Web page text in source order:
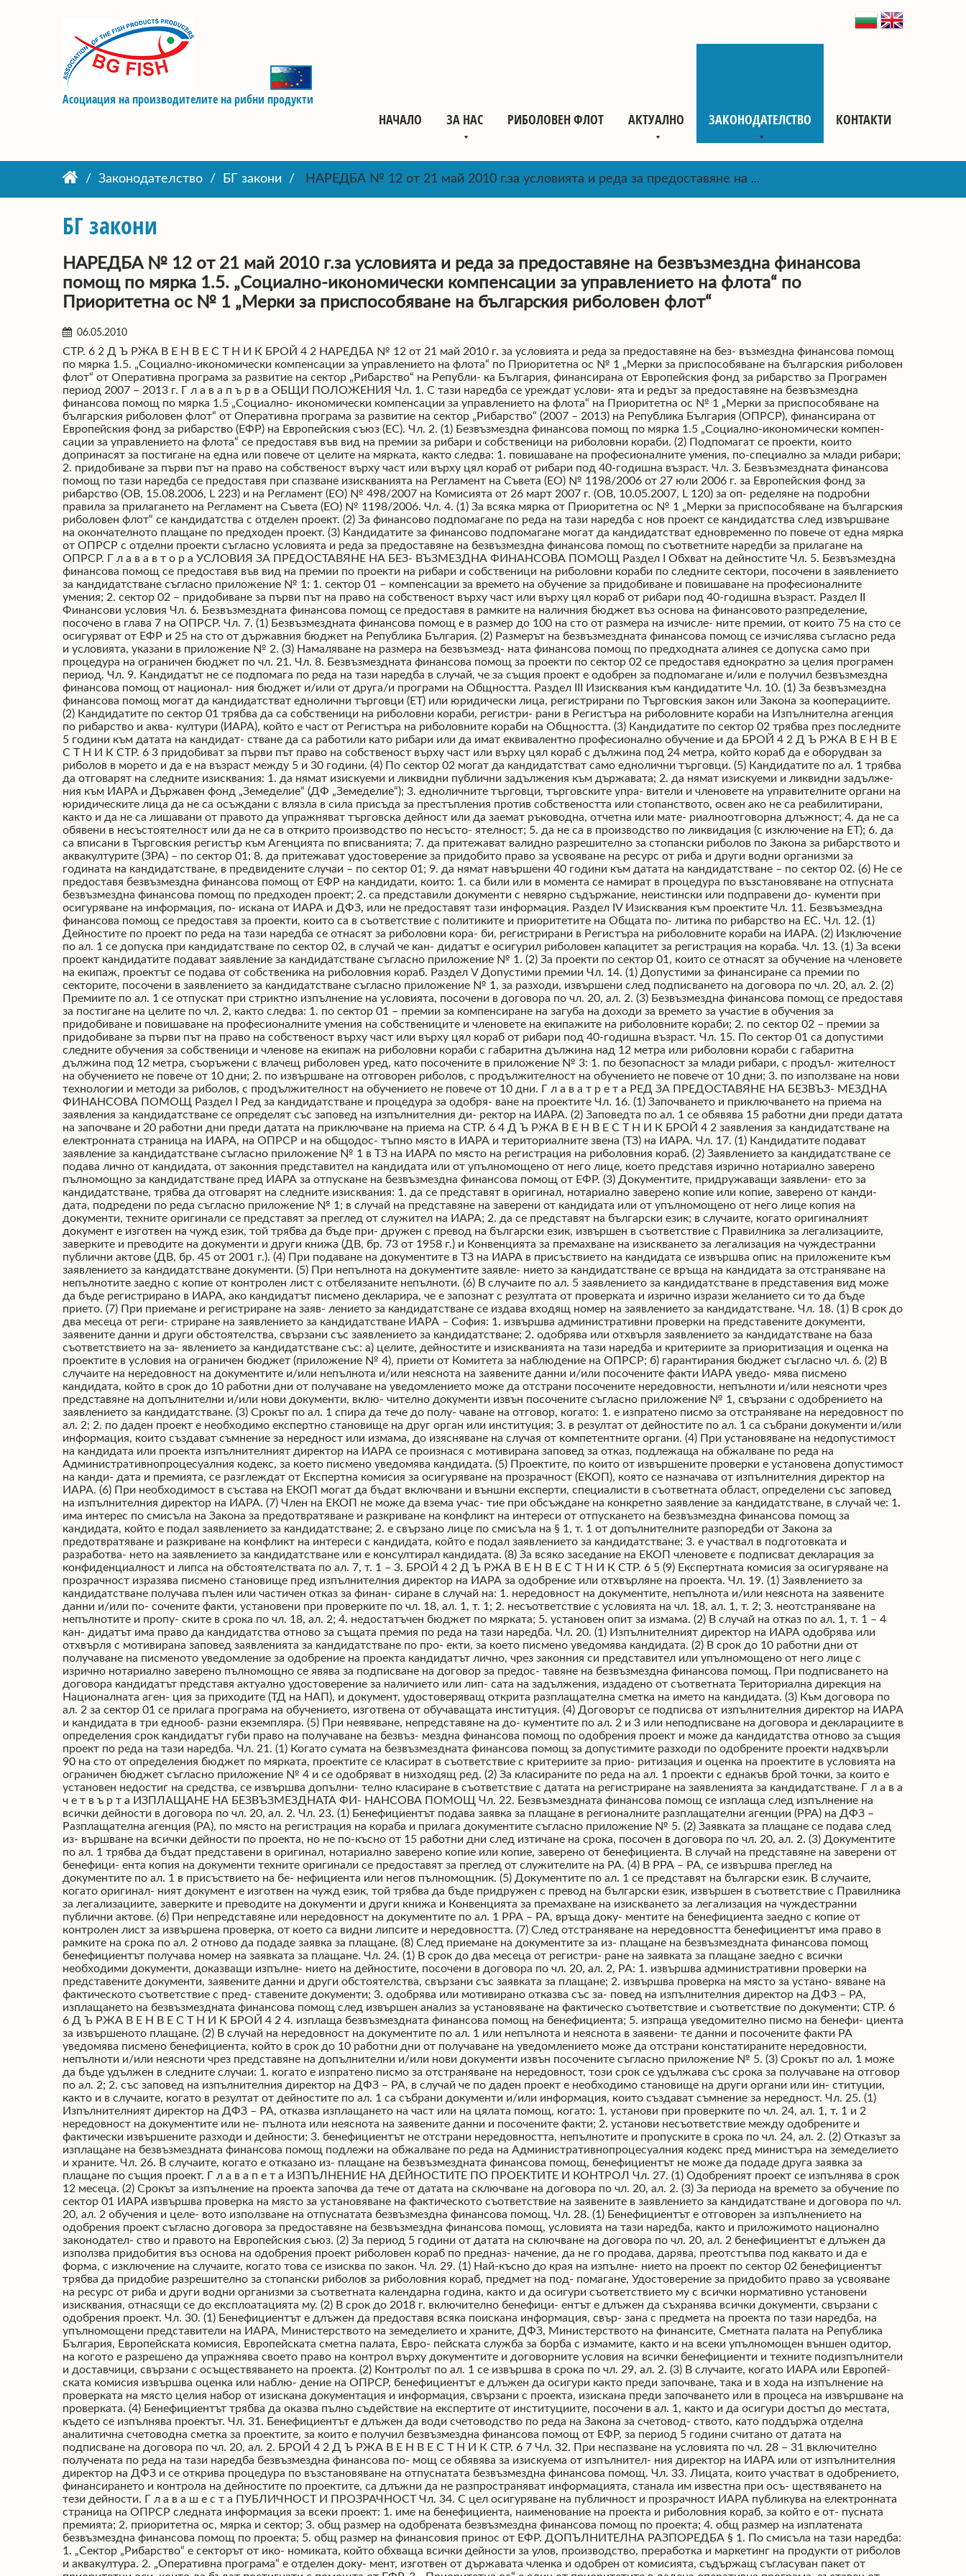
Асоциация на производителите на рибни продукти
НАЧАЛО ЗА НАС РИБОЛОВЕН ФЛОТ АКТУАЛНО ЗАКОНОДАТЕЛСТВО КОНТАКТИ
Законодателство БГ закони НАРЕДБА № 12 от 21 май 2010 г.за условията и реда за предоставяне на ...
БГ закони
НАРЕДБА № 12 от 21 май 2010 г.за условията и реда за предоставяне на безвъзмездна финансова
помощ по мярка 1.5. „Социално-икономически компенсации за управлението на флота“ по
Приоритетна ос № 1 „Мерки за приспособяване на българския риболовен флот“
06.05.2010
СТР. 6 2 Д Ъ РЖА В Е Н В Е С Т Н И К БРОЙ 4 2 НАРЕДБА № 12 от 21 май 2010 г. за условията и реда за предоставяне на без- възмездна финансова помощ по мярка 1.5. „Социално-икономически компенсации за управлението на флота“ по Приоритетна ос № 1 „Мерки за приспособяване на българския риболовен флот“ от Оперативна програма за развитие на сектор „Рибарство“ на Републи- ка България, финансирана от Европейския фонд за рибарство за Програмен период 2007 – 2013 г. Г л а в а п ъ р в а ОБЩИ ПОЛОЖЕНИЯ Чл. 1. С тази наредба се уреждат услови- ята и редът за предоставяне на безвъзмездна финансова помощ по мярка 1.5 „Социално- икономически компенсации за управлението на флота“ на Приоритетна ос № 1 „Мерки за приспособяване на българския риболовен флот“ от Оперативна програма за развитие на сектор „Рибарство“ (2007 – 2013) на Република България (ОПРСР), финансирана от Европейския фонд за рибарство (ЕФР) на Европейския съюз (ЕС). Чл. 2. (1) Безвъзмездна финансова помощ по мярка 1.5 „Социално-икономически компен- сации за управлението на флота“ се предоставя във вид на премии за рибари и собственици на риболовни кораби. (2) Подпомагат се проекти, които допринасят за постигане на една или повече от целите на мярката, както следва: 1. повишаване на професионалните умения, по-специално за млади рибари; 2. придобиване за първи път на право на собственост върху част или върху цял кораб от рибари под 40-годишна възраст. Чл. 3. Безвъзмездната финансова помощ по тази наредба се предоставя при спазване изискванията на Регламент на Съвета (ЕO) № 1198/2006 от 27 юли 2006 г. за Европейския фонд за рибарство (ОВ, 15.08.2006, L 223) и на Регламент (ЕO) № 498/2007 на Комисията от 26 март 2007 г. (ОВ, 10.05.2007, L 120) за оп- ределяне на подробни правила за прилагането на Регламент на Съвета (ЕO) № 1198/2006. Чл. 4. (1) За всяка мярка от Приоритетна ос № 1 „Мерки за приспособяване на българския риболовен флот“ се кандидатства с отделен проект. (2) За финансово подпомагане по реда на тази наредба с нов проект се кандидатства след извършване на окончателното плащане по предходен проект. (3) Кандидатите за финансово подпомагане могат да кандидатстват едновременно по повече от една мярка от ОПРСР с отделни проекти съгласно условията и реда за предоставяне на безвъзмездна финансова помощ по съответните наредби за прилагане на ОПРСР. Г л а в а в т о р а УСЛОВИЯ ЗА ПРЕДОСТАВЯНЕ НА БЕЗ- ВЪЗМЕЗДНА ФИНАНСОВА ПОМОЩ Раздел І Обхват на дейностите Чл. 5. Безвъзмездна финансова помощ сe предоставя във вид на премии по проекти на рибари и собственици на риболовни кораби по следните сектори, посочени в заявлението за кандидатстване съгласно приложение № 1: 1. сектор 01 – компенсации за времето на обучение за придобиване и повишаване на професионалните умения; 2. сектор 02 – придобиване за първи път на право на собственост върху част или върху цял кораб от рибари под 40-годишна възраст. Раздел ІІ Финансови условия Чл. 6. Безвъзмездната финансова помощ се предоставя в рамките на наличния бюджет въз основа на финансовото разпределение, посочено в глава 7 на ОПРСР. Чл. 7. (1) Безвъзмездната финансова помощ е в размер до 100 на сто от размера на изчисле- ните премии, от които 75 на сто се осигуряват от ЕФР и 25 на сто от държавния бюджет на Република България. (2) Размерът на безвъзмездната финансова помощ се изчислява съгласно реда и условията, указани в приложение № 2. (3) Намаляване на размера на безвъзмезд- ната финансова помощ по предходната алинея се допуска само при процедура на ограничен бюджет по чл. 21. Чл. 8. Безвъзмездната финансова помощ за проекти по сектор 02 се предоставя еднократно за целия програмен период. Чл. 9. Кандидатът не се подпомага по реда на тази наредба в случай, че за същия проект е одобрен за подпомагане и/или е получил безвъзмездна финансова помощ от национал- ния бюджет и/или от друга/и програми на Общността. Раздел ІІІ Изисквания към кандидатите Чл. 10. (1) За безвъзмездна финансова помощ могат да кандидатстват еднолични търговци (ЕТ) или юридически лица, регистрирани по Търговския закон или Закона за кооперациите. (2) Кандидатите по сектор 01 трябва да са собственици на риболовни кораби, регистри- рани в Регистъра на риболовните кораби на Изпълнителна агенция по рибарство и аква- култури (ИАРА), който е част от Регистъра на риболовните кораби на Общността. (3) Кандидатите по сектор 02 трябва през последните 5 години към датата на кандидат- стване да са работили като рибари или да имат еквивалентно професионално обучение и да БРОЙ 4 2 Д Ъ РЖА В Е Н В Е С Т Н И К СТР. 6 3 придобиват за първи път право на собственост върху част или върху цял кораб с дължина под 24 метра, който кораб да е оборудван за риболов в морето и да е на възраст между 5 и 30 години. (4) По сектор 02 могат да кандидатстват само еднолични търговци. (5) Кандидатите по ал. 1 трябва да отговарят на следните изисквания: 1. да нямат изискуеми и ликвидни публични задължения към държавата; 2. да нямат изискуеми и ликвидни задълже- ния към ИАРА и Държавен фонд „Земеделие“ (ДФ „Земеделие“); 3. едноличните търговци, търговските упра- вители и членовете на управителните органи на юридическите лица да не са осъждани с влязла в сила присъда за престъпления против собствеността или стопанството, освен ако не са реабилитирани, както и да не са лишавани от правото да упражняват търговска дейност или да заемат ръководна, отчетна или мате- риалноотговорна длъжност; 4. да не са обявени в несъстоятелност или да не са в открито производство по несъсто- ятелност; 5. да не са в производство по ликвидация (с изключение на ЕТ); 6. да са вписани в Търговския регистър към Агенцията по вписванията; 7. да притежават валидно разрешително за стопански риболов по Закона за рибарството и аквакултурите (ЗРА) – по сектор 01; 8. да притежават удостоверение за придобито право за усвояване на ресурс от риба и други водни организми за годината на кандидатстване, в предвидените случаи – по сектор 01; 9. да нямат навършени 40 години към датата на кандидатстване – по сектор 02. (6) Не се предоставя безвъзмездна финансова помощ от ЕФР на кандидати, които: 1. са били или в момента се намират в процедура по възстановяване на отпусната безвъзмездна финансова помощ по предходен проект; 2. са представили документи с невярно съдържание, неистински или подправени до- кументи при осигуряване на информация, по- искана от ИАРА и ДФЗ, или не предоставят тази информация. Раздел ІV Изисквания към проектите Чл. 11. Безвъзмездна финансова помощ се предоставя за проекти, които са в съответствие с политиките и приоритетите на Общата по- литика по рибарство на ЕС. Чл. 12. (1) Дейностите по проект по реда на тази наредба се отнасят за риболовни кора- би, регистрирани в Регистъра на риболовните кораби на ИАРА. (2) Изключение по ал. 1 се допуска при кандидатстване по сектор 02, в случай че кан- дидатът е осигурил риболовен капацитет за регистрация на кораба. Чл. 13. (1) За всеки проект кандидатите подават заявление за кандидатстване съгласно приложение № 1. (2) За проекти по сектор 01, които се отнасят за обучение на членовете на екипаж, проектът се подава от собственика на риболовния кораб. Раздел V Допустими премии Чл. 14. (1) Допустими за финансиране са премии по секторите, посочени в заявлението за кандидатстване съгласно приложение № 1, за разходи, извършени след подписването на договора по чл. 20, ал. 2. (2) Премиите по ал. 1 се отпускат при стриктно изпълнение на условията, посочени в договора по чл. 20, ал. 2. (3) Безвъзмездна финансова помощ се предоставя за постигане на целите по чл. 2, както следва: 1. по сектор 01 – премии за компенсиране на загуба на доходи за времето за участие в обучения за придобиване и повишаване на професионалните умения на собствениците и членовете на екипажите на риболовните кораби; 2. по сектор 02 – премии за придобиване за първи път на право на собственост върху част или върху цял кораб от рибари под 40-годишна възраст. Чл. 15. По сектор 01 са допустими следните обучения за собственици и членове на екипаж на риболовни кораби с габаритна дължина над 12 метра или риболовни кораби с габаритна дължина под 12 метра, съоръжени с влачещ риболовен уред, като посочените в приложение № 3: 1. по безопасност за млади рибари, с продъл- жителност на обучението не повече от 10 дни; 2. по извършване на отговорен риболов, с продължителност на обучението не повече от 10 дни; 3. по използване на нови технологии и методи за риболов, с продължителност на обучението не повече от 10 дни. Г л а в а т р е т а РЕД ЗА ПРЕДОСТАВЯНЕ НА БЕЗВЪЗ- МЕЗДНА ФИНАНСОВА ПОМОЩ Раздел І Ред за кандидатстване и процедура за одобря- ване на проектите Чл. 16. (1) Започването и приключването на приема на заявления за кандидатстване се определят със заповед на изпълнителния ди- ректор на ИАРА. (2) Заповедта по ал. 1 се обявява 15 работни дни преди датата на започване и 20 работни дни преди датата на приключване на приема на СТР. 6 4 Д Ъ РЖА В Е Н В Е С Т Н И К БРОЙ 4 2 заявления за кандидатстване на електронната страница на ИАРА, на ОПРСР и на общодос- тъпно място в ИАРА и териториалните звена (ТЗ) на ИАРА. Чл. 17. (1) Кандидатите подават заявление за кандидатстване съгласно приложение № 1 в ТЗ на ИАРА по място на регистрация на риболовния кораб. (2) Заявлението за кандидатстване се подава лично от кандидата, от законния представител на кандидата или от упълномощено от него лице, което представя изрично нотариално заверено пълномощно за кандидатстване пред ИАРА за отпускане на безвъзмездна финансова помощ от ЕФР. (3) Документите, придружаващи заявлени- ето за кандидатстване, трябва да отговарят на следните изисквания: 1. да се представят в оригинал, нотариално заверено копие или копие, заверено от канди- дата, подредени по реда съгласно приложение № 1; в случай на представяне на заверени от кандидата или от упълномощено от него лице копия на документи, техните оригинали се представят за преглед от служител на ИАРА; 2. да се представят на български език; в случаите, когато оригиналният документ е изготвен на чужд език, той трябва